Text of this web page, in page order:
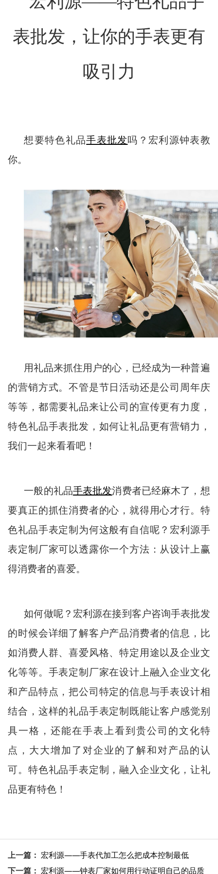
表批发，让你的手表更有
吸引力
想要特色礼品手表批发吗？宏利源钟表教
你。
用礼品来抓住用户的心，已经成为一种普遍
的营销方式。不管是节日活动还是公司周年庆
等等，都需要礼品来让公司的宣传更有力度，
特色礼品手表批发，如何让礼品更有营销力，
我们一起来看看吧！
一般的礼品手表批发消费者已经麻木了，想
要真正的抓住消费者的心，就得用心才行。特
色礼品手表定制为何这般有自信呢？宏利源手
表定制厂家可以透露你一个方法：从设计上赢
得消费者的喜爱。
如何做呢？宏利源在接到客户咨询手表批发
的时候会详细了解客户产品消费者的信息，比
如消费人群、喜爱风格、特定用途以及企业文
化等等。手表定制厂家在设计上融入企业文化
和产品特点，把公司特定的信息与手表设计相
结合，这样的礼品手表定制既能让客户感觉别
具一格，还能在手表上看到贵公司的文化特
点，大大增加了对企业的了解和对产品的认
可。特色礼品手表定制，融入企业文化，让礼
品更有特色！
上一篇：宏利源——手表代加工怎么把成本控制最低
下一篇：宏利源——钟表厂家如何用行动证明自己的品质